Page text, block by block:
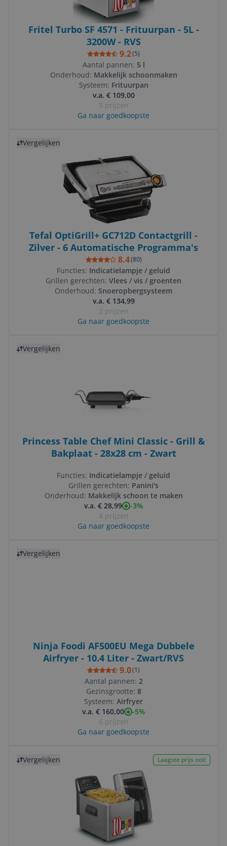
Fritel Turbo SF 4571 - Frituurpan - 5L -
3200W - RVS
9.2(5)
Aantal pannen: 5 l
Onderhoud: Makkelijk schoonmaken
Systeem: Frituurpan
v.a. € 109,00
5 prijzen
Ga naar goedkoopste
Vergelijken
Tefal OptiGrill+ GC712D Contactgrill -
Zilver - 6 Automatische Programma's
8.4(80)
Functies: Indicatielampje / geluid
Grillen gerechten: Vlees / vis / groenten
Onderhoud: Snoeropbergsysteem
v.a. € 134,99
2 prijzen
Ga naar goedkoopste
Vergelijken
Princess Table Chef Mini Classic - Grill &
Bakplaat - 28x28 cm - Zwart
Functies: Indicatielampje / geluid
Grillen gerechten: Panini's
Onderhoud: Makkelijk schoon te maken
v.a. € 28,99
-3%
4 prijzen
Ga naar goedkoopste
Vergelijken
Ninja Foodi AF500EU Mega Dubbele
Airfryer - 10.4 Liter - Zwart/RVS
9.0(1)
Aantal pannen: 2
Gezinsgrootte: 8
Systeem: Airfryer
v.a. € 160,00
-5%
6 prijzen
Ga naar goedkoopste
Vergelijken Laagste prijs ooit